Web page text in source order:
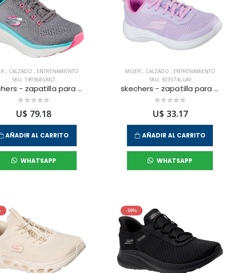
, CALZADO, ENTRENAMIENTO
SKU: 149368GMLT
skechers - zapatilla para entrenamiento d'lux walker-freshfinesse para mujer
U$ 79.18
AÑADIR AL CARRITO
WHATSAPP
MUJER , CALZADO , ENTRENAMIENTO
SKU: 303574L-LAV
skechers - zapatilla para entrenamiento selectors para mujer
U$ 33.17
AÑADIR AL CARRITO
WHATSAPP
-50%